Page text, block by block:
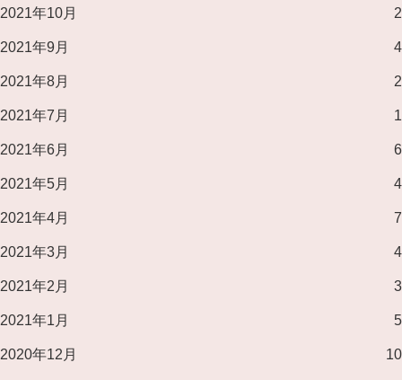
2021年10月 2
2021年9月 4
2021年8月 2
2021年7月 1
2021年6月 6
2021年5月 4
2021年4月 7
2021年3月 4
2021年2月 3
2021年1月 5
2020年12月 10